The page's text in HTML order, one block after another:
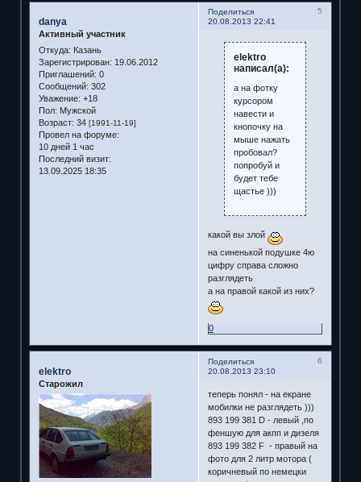
Поделиться
5
20.08.2013 22:41
danya
Активный участник
Откуда: Казань
Зарегистрирован: 19.06.2012
Приглашений: 0
Сообщений: 302
Уважение: +18
Пол: Мужской
Возраст: 34 [1991-11-19]
Провел на форуме:
10 дней 1 час
Последний визит:
13.09.2025 18:35
elektro
написал(а):
а на фотку
курсором
навести и
кнопочку на
мыше нажать
пробовал?
попробуй и
будет тебе
щастье )))
какой вы злой
на синенькой подушке 4ю
цифру справа сложно
разглядеть
а на правой какой из них?
0
Поделиться
6
20.08.2013 23:10
elektro
Старожил
теперь понял - на екране
мобилки не разглядеть )))
893 199 381 D - левый ,по
феншую для акпп и дизеля
893 199 382 F - правый на
фото для 2 литр мотора (
коричневый по немецки